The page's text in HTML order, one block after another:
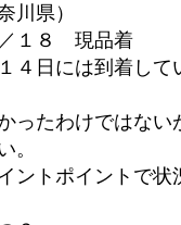
川県）
１８ 現品着
４日には到着して
ったわけではない
。
ントポイントで状